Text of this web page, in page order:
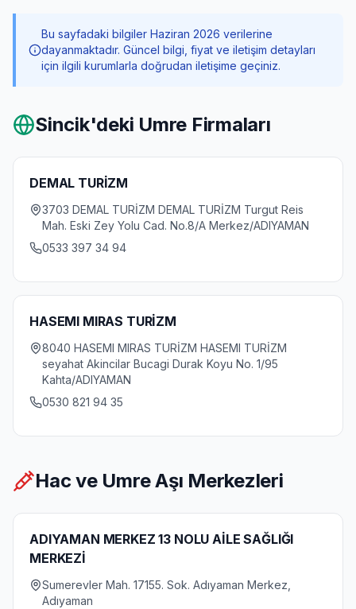
Bu sayfadaki bilgiler Haziran 2026 verilerine
dayanmaktadır. Güncel bilgi, fiyat ve iletişim detayları
için ilgili kurumlarla doğrudan iletişime geçiniz.
Sincik'deki Umre Firmaları
DEMAL TURİZM
3703 DEMAL TURİZM DEMAL TURİZM Turgut Reis
Mah. Eski Zey Yolu Cad. No.8/A Merkez/ADIYAMAN
0533 397 34 94
HASEMI MIRAS TURİZM
8040 HASEMI MIRAS TURİZM HASEMI TURİZM
seyahat Akincilar Bucagi Durak Koyu No. 1/95
Kahta/ADIYAMAN
0530 821 94 35
Hac ve Umre Aşı Merkezleri
ADIYAMAN MERKEZ 13 NOLU AİLE SAĞLIĞI
MERKEZİ
Sumerevler Mah. 17155. Sok. Adıyaman Merkez,
Adıyaman